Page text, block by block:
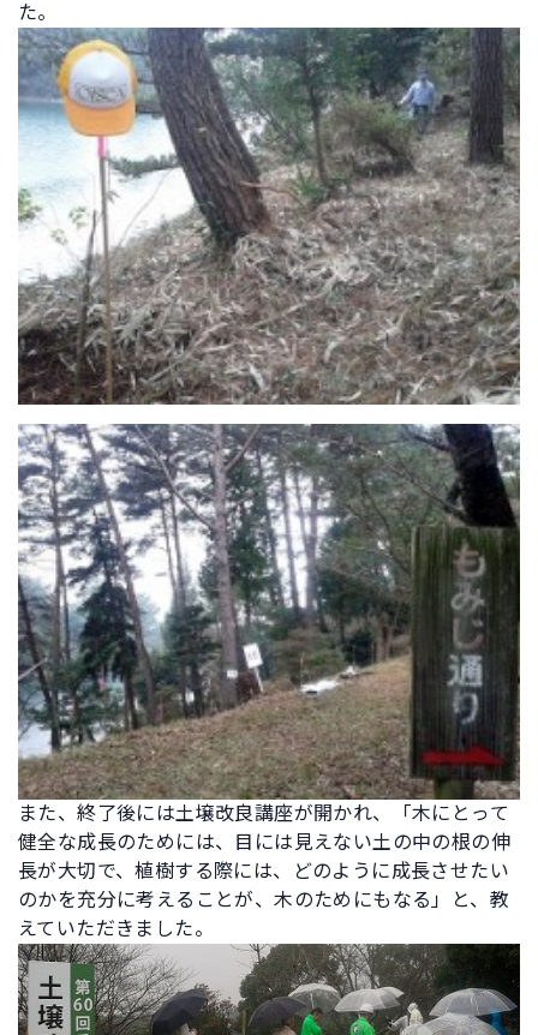
た。
また、終了後には土壌改良講座が開かれ、「木にとって
健全な成長のためには、目には見えない土の中の根の伸
長が大切で、植樹する際には、どのように成長させたい
のかを充分に考えることが、木のためにもなる」と、教
えていただきました。